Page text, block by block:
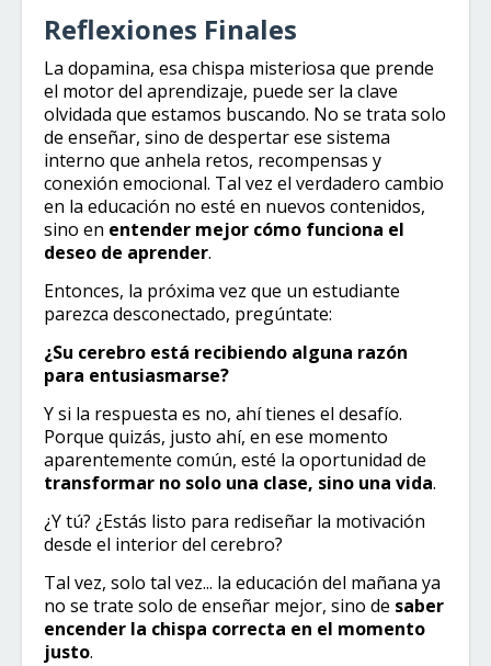
Reflexiones Finales
La dopamina, esa chispa misteriosa que prende
el motor del aprendizaje, puede ser la clave
olvidada que estamos buscando. No se trata solo
de enseñar, sino de despertar ese sistema
interno que anhela retos, recompensas y
conexión emocional. Tal vez el verdadero cambio
en la educación no esté en nuevos contenidos,
sino en entender mejor cómo funciona el
deseo de aprender.
Entonces, la próxima vez que un estudiante
parezca desconectado, pregúntate:
¿Su cerebro está recibiendo alguna razón
para entusiasmarse?
Y si la respuesta es no, ahí tienes el desafío.
Porque quizás, justo ahí, en ese momento
aparentemente común, esté la oportunidad de
transformar no solo una clase, sino una vida.
¿Y tú? ¿Estás listo para rediseñar la motivación
desde el interior del cerebro?
Tal vez, solo tal vez... la educación del mañana ya
no se trate solo de enseñar mejor, sino de saber
encender la chispa correcta en el momento
justo.